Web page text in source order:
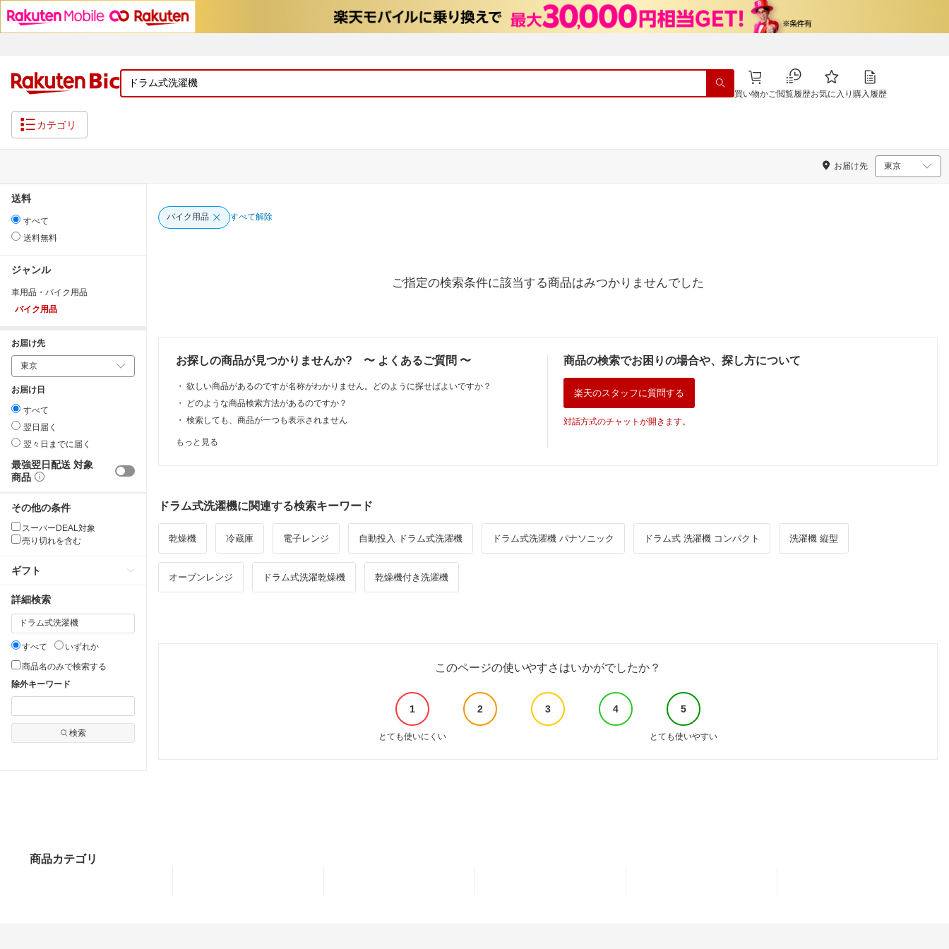
買い物かご閲覧履歴お気に入り 購入履歴
カテゴリ
お届け先
送料
すべて
送料無料
ジャンル
車用品・バイク用品
バイク用品
お届け先
お届け日
すべて
翌日届く
翌々日までに届く
最強翌日配送 対象
商品
その他の条件
スーパーDEAL対象
売り切れを含む
ギフト
詳細検索
すべて
いずれか
商品名のみで検索する
除外キーワード
検索
バイク用品 すべて解除
ご指定の検索条件に該当する商品はみつかりませんでした
お探しの商品が見つかりませんか? 〜 よくあるご質問 〜
・ 欲しい商品があるのですが名称がわかりません。どのように探せばよいですか？
・
どのような商品検索方法があるのですか？
・ 検索しても、商品が一つも表示されません
もっと見る
商品の検索でお困りの場合や、探し方について
楽天のスタッフに質問する
対話方式のチャットが開きます。
ドラム式洗濯機に関連する検索キーワード
乾燥機 冷蔵庫 電子レンジ 自動投入 ドラム式洗濯機 ドラム式洗濯機 パナソニック ドラム式 洗濯機 コンパクト 洗濯機 縦型
オーブンレンジ ドラム式洗濯乾燥機 乾燥機付き洗濯機
このページの使いやすさはいかがでしたか？
1 2 3 4 5
とても使いにくい とても使いやすい
商品カテゴリ